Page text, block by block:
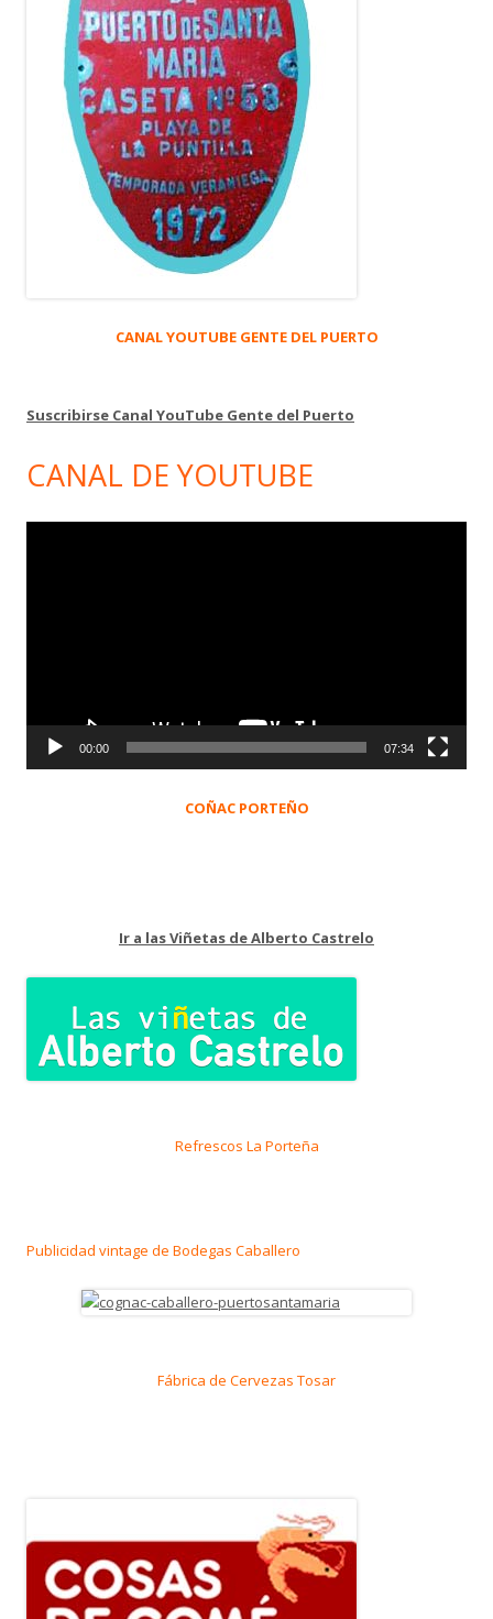
CANAL YOUTUBE GENTE DEL PUERTO
Suscribirse Canal YouTube Gente del Puerto
CANAL DE YOUTUBE
00:00 07:34
COÑAC PORTEÑO
Ir a las Viñetas de Alberto Castrelo
Refrescos La Porteña
Publicidad vintage de Bodegas Caballero
Fábrica de Cervezas Tosar